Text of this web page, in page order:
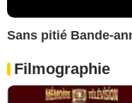
Sans pitié Bande-
Filmographie